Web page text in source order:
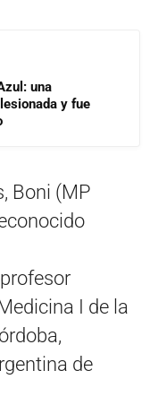
una
y fue
Boni (MP
I de la
de